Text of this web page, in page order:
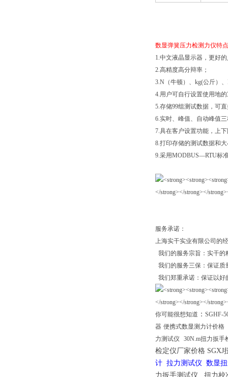
数显弹簧压力检测力仪特点
1.中文液晶显示器，更好
2.高精度高分辩率；
3.N（牛顿）、kg(公斤）
4.用户可自行设置使用地
5.存储99组测试数据，可
6.实时、峰值、自动峰值
7.具在客户设置功能，上
8.打印存储的测试数据和
9.采用MODBUS—RTU标
服务承诺：
上海实干实业有限公司的
我们的服务宗旨：实干
我们的服务三保：保证
我们郑重承诺：保证以
你可能很想知道 ： SGHF-
器 便携式数显测力计价格
力测试仪
30N.m扭力扳手
检定仪厂家价格 SGXJ
计 拉力测试仪 数显
力扳手测试仪 扭力校